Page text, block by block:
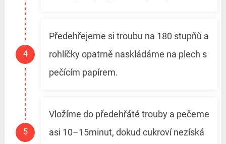
Předehřejeme si troubu na 180 stupňů a
rohlíčky opatrně naskládáme na plech s
pečícím papírem.
Vložíme do předehřáté trouby a pečeme
asi 10–15minut, dokud cukroví nezíská